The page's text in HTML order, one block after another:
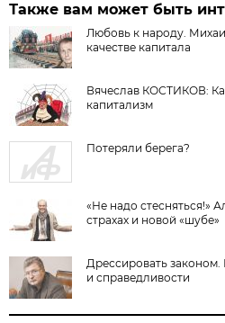
Также вам может быть
Любовь к народу.
качестве капитала
Вячеслав КОСТИКОВ:
капитализм
Потеряли берега?
«Не надо стесняться!»
страхах и новой «шубе»
Дрессировать
и справедливости